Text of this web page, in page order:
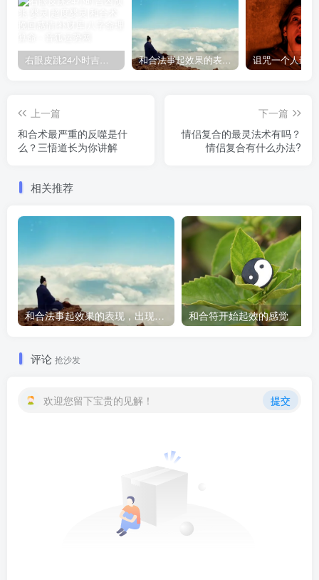
右眼皮跳24小时吉凶预兆 和合法事起效果的表现，出现这些就要留意了
上一篇
和合术最严重的反噬是什
么？三悟道长为你讲解
下一篇
情侣复合的最灵法术有吗？
情侣复合有什么办法?
相关推荐
和合法事起效果的表现，出现这些就要留意了 和合符开始起效的感觉
评论 抢沙发
欢迎您留下宝贵的见解！ 提交